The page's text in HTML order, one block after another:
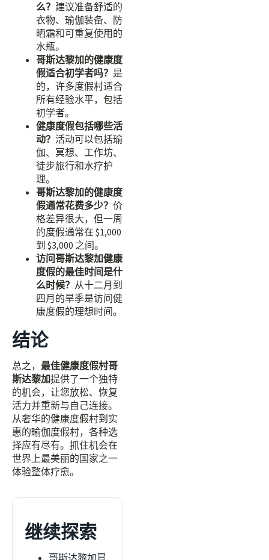
么？ 建议准备舒适的
衣物、瑜伽装备、防
晒霜和可重复使用的
水瓶。
哥斯达黎加的健康度
假适合初学者吗？ 是
的，许多度假村适合
所有经验水平，包括
初学者。
健康度假包括哪些活
动？ 活动可以包括瑜
伽、冥想、工作坊、
徒步旅行和水疗护
理。
哥斯达黎加的健康度
假通常花费多少？ 价
格差异很大，但一周
的度假通常在 $1,000
到 $3,000 之间。
访问哥斯达黎加健康
度假的最佳时间是什
么时候？ 从十二月到
四月的旱季是访问健
康度假的理想时间。
结论
总之， 最佳健康度假村哥
斯达黎加提供了一个独特
的机会，让您放松、恢复
活力并重新与自己连接。
从奢华的健康度假村到实
惠的瑜伽度假村，各种选
择应有尽有。抓住机会在
世界上最美丽的国家之一
体验整体疗愈。
继续探索
哥斯达黎加冒